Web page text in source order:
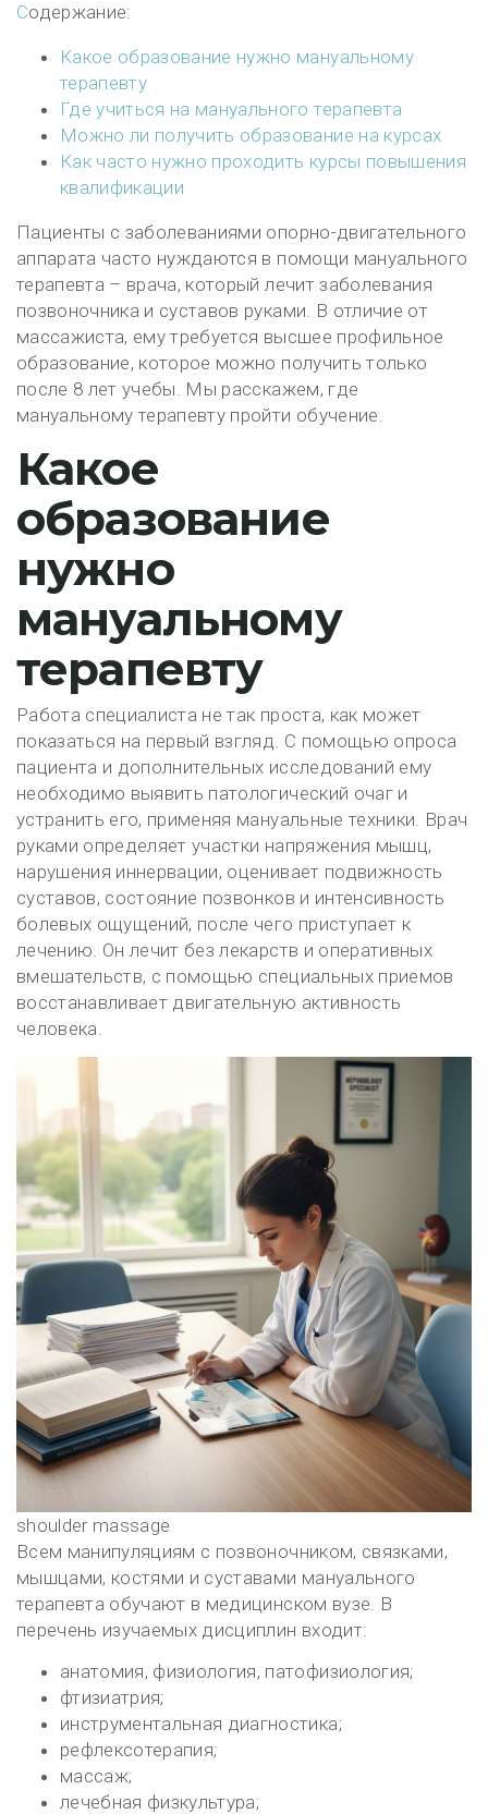
Содержание:
Какое образование нужно мануальному
терапевту
Где учиться на мануального терапевта
Можно ли получить образование на курсах
Как часто нужно проходить курсы повышения
квалификации
Пациенты с заболеваниями опорно-двигательного
аппарата часто нуждаются в помощи мануального
терапевта – врача, который лечит заболевания
позвоночника и суставов руками. В отличие от
массажиста, ему требуется высшее профильное
образование, которое можно получить только
после 8 лет учебы. Мы расскажем, где
мануальному терапевту пройти обучение.
Какое
образование
нужно
мануальному
терапевту
Работа специалиста не так проста, как может
показаться на первый взгляд. С помощью опроса
пациента и дополнительных исследований ему
необходимо выявить патологический очаг и
устранить его, применяя мануальные техники. Врач
руками определяет участки напряжения мышц,
нарушения иннервации, оценивает подвижность
суставов, состояние позвонков и интенсивность
болевых ощущений, после чего приступает к
лечению. Он лечит без лекарств и оперативных
вмешательств, с помощью специальных приемов
восстанавливает двигательную активность
человека.
shoulder massage
Всем манипуляциям с позвоночником, связками,
мышцами, костями и суставами мануального
терапевта обучают в медицинском вузе. В
перечень изучаемых дисциплин входит:
анатомия, физиология, патофизиология;
фтизиатрия;
инструментальная диагностика;
рефлексотерапия;
массаж;
лечебная физкультура;